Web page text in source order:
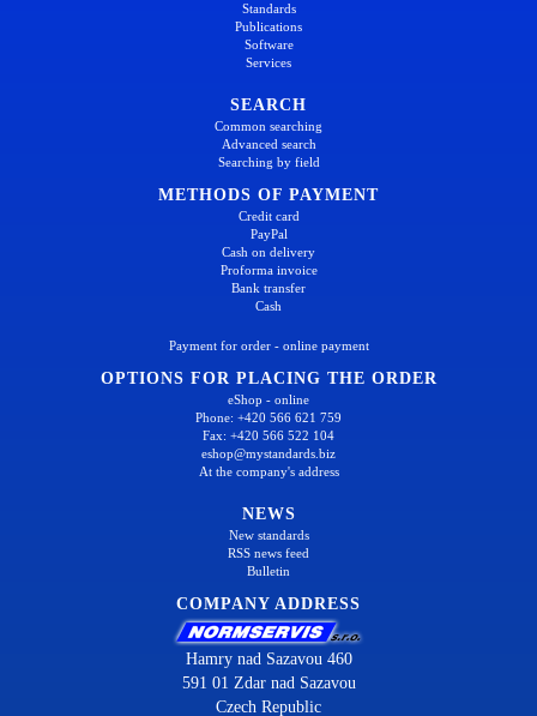
Standards
Publications
Software
Services
SEARCH
Common searching
Advanced search
Searching by field
METHODS OF PAYMENT
Credit card
PayPal
Cash on delivery
Proforma invoice
Bank transfer
Cash
Payment for order - online payment
OPTIONS FOR PLACING THE ORDER
eShop - online
Phone: +420 566 621 759
Fax: +420 566 522 104
eshop@mystandards.biz
At the company's address
NEWS
New standards
RSS news feed
Bulletin
COMPANY ADDRESS
Hamry nad Sazavou 460
591 01 Zdar nad Sazavou
Czech Republic